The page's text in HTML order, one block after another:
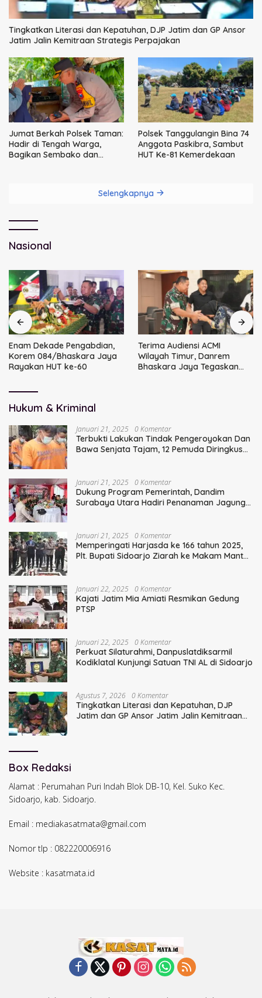
Tingkatkan Literasi dan Kepatuhan, DJP Jatim dan GP Ansor
Jatim Jalin Kemitraan Strategis Perpajakan
Jumat Berkah Polsek Taman:
Hadir di Tengah Warga,
Bagikan Sembako dan
Polsek Tanggulangin Bina 74
Anggota Paskibra, Sambut
HUT Ke-81 Kemerdekaan
Selengkapnya
Nasional
Enam Dekade Pengabdian,
Korem 084/Bhaskara Jaya
Rayakan HUT ke-60
Terima Audiensi ACMI
Wilayah Timur, Danrem
Bhaskara Jaya Tegaskan
Hukum & Kriminal
Januari 21, 2025 0 Komentar
Terbukti Lakukan Tindak Pengeroyokan Dan
Bawa Senjata Tajam, 12 Pemuda Diringkus
Januari 21, 2025 0 Komentar
Dukung Program Pemerintah, Dandim
Surabaya Utara Hadiri Penanaman Jagung
Januari 21, 2025 0 Komentar
Memperingati Harjasda ke 166 tahun 2025,
Plt. Bupati Sidoarjo Ziarah ke Makam Mantan
Januari 22, 2025 0 Komentar
Kajati Jatim Mia Amiati Resmikan Gedung
PTSP
Januari 22, 2025 0 Komentar
Perkuat Silaturahmi, Danpuslatdiksarmil
Kodiklatal Kunjungi Satuan TNI AL di Sidoarjo
Agustus 7, 2026 0 Komentar
Tingkatkan Literasi dan Kepatuhan, DJP
Jatim dan GP Ansor Jatim Jalin Kemitraan
Box Redaksi
Alamat : Perumahan Puri Indah Blok DB-10, Kel. Suko Kec.
Sidoarjo, kab. Sidoarjo.
Email : mediakasatmata@gmail.com
Nomor tlp : 082220006916
Website : kasatmata.id